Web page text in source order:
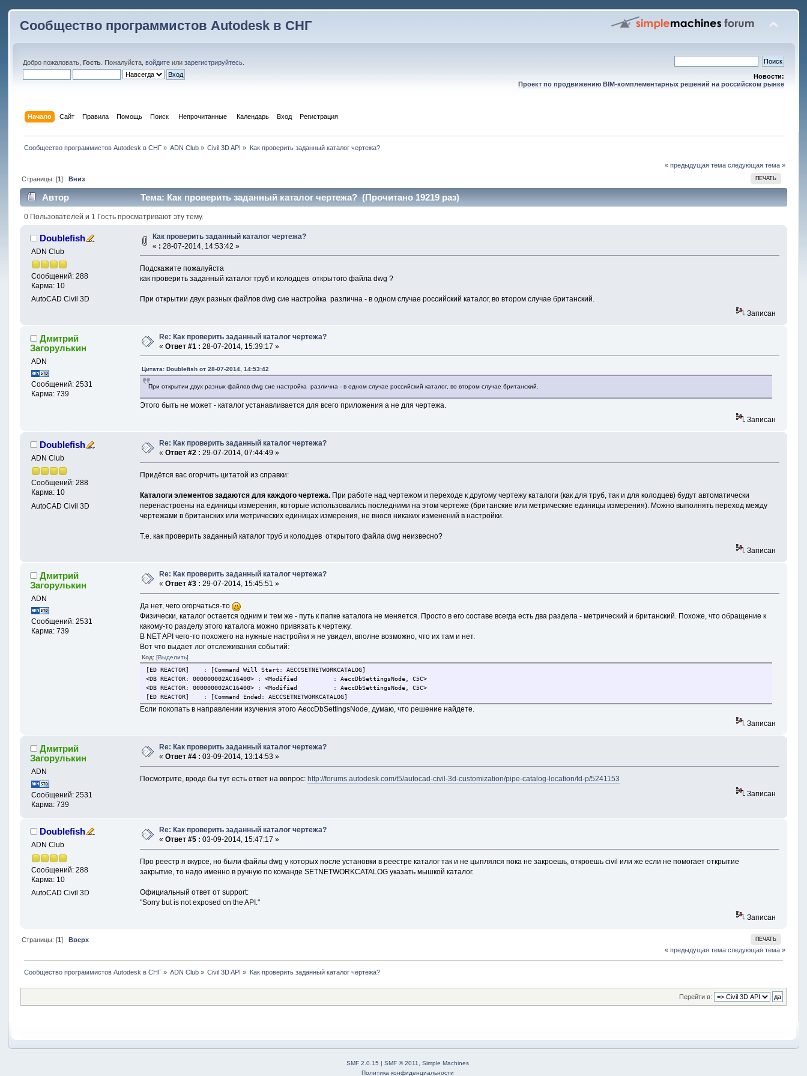
Сообщество программистов Autodesk в СНГ
Добро пожаловать,Гость . Пожалуйста,войдите илизарегистрируйтесь
Новости:
Проект по продвижению BIM-комплементарных решений на российском рынке
Начало Сайт Правила Помощь Поиск Непрочитанные Календарь Вход Регистрация
Сообщество программистов Autodesk в СНГ» ADN Club » Civil 3D API » Как проверить заданный каталог чертежа?
« предыдущая тема следующая тема »
ПЕЧАТЬ
Страницы: [1] Вниз
Автор Тема: Как проверить заданный каталог чертежа? (Прочитано 19219 раз)
0 Пользователей и 1 Гость просматривают эту тему.
Doublefish
ADN Club
Сообщений: 288
Карма: 10
AutoCAD Civil 3D
Как проверить заданный каталог чертежа?
« : 28-07-2014, 14:53:42 »
Подскажите пожалуйста
как проверить заданный каталог труб и колодцев открытого файла dwg ?
При открытии двух разных файлов dwg сие настройка различна - в одном случае российский каталог, во втором случае британский.
Записан
Дмитрий
Загорулькин
ADN
Сообщений: 2531
Карма: 739
Re: Как проверить заданный каталог чертежа?
«Ответ #1 : 28-07-2014, 15:39:17 »
Цитата: Doublefish от 28-07-2014, 14:53:42
При открытии двух разных файлов dwg сие настройка различна - в одном случае российский каталог, во втором случае британский.
Этого быть не может - каталог устанавливается для всего приложения а не для чертежа.
Записан
Doublefish
ADN Club
Сообщений: 288
Карма: 10
AutoCAD Civil 3D
Re: Как проверить заданный каталог чертежа?
«Ответ #2 : 29-07-2014, 07:44:49 »
Придётся вас огорчить цитатой из справки:
Каталоги элементов задаются для каждого чертежа. При работе над чертежом и переходе к другому чертежу каталоги (как для труб, так и для колодцев) будут автоматически
перенастроены на единицы измерения, которые использовались последними на этом чертеже (британские или метрические единицы измерения). Можно выполнять переход между
чертежами в британских или метрических единицах измерения, не внося никаких изменений в настройки.
Т.е. как проверить заданный каталог труб и колодцев открытого файла dwg неизвесно?
Записан
Дмитрий
Загорулькин
ADN
Сообщений: 2531
Карма: 739
Re: Как проверить заданный каталог чертежа?
«Ответ #3 : 29-07-2014, 15:45:51 »
Да нет, чего огорчаться-то
Физически, каталог остается одним и тем же - путь к папке каталога не меняется. Просто в его составе всегда есть два раздела - метрический и британский. Похоже, что обращение к
какому-то разделу этого каталога можно привязать к чертежу.
В NET API чего-то похожего на нужные настройки я не увидел, вполне возможно, что их там и нет.
Вот что выдает лог отслеживания событий:
Код:[Выделить]
[ED REACTOR] : [Command Will Start: AECCSETNETWORKCATALOG]
<DB REACTOR: 000000002AC16400> : <Modified : AeccDbSettingsNode, C5C>
<DB REACTOR: 000000002AC16400> : <Modified : AeccDbSettingsNode, C5C>
[ED REACTOR] : [Command Ended: AECCSETNETWORKCATALOG]
Если покопать в направлении изучения этого AeccDbSettingsNode, думаю, что решение найдете.
Записан
Дмитрий
Загорулькин
ADN
Сообщений: 2531
Карма: 739
Re: Как проверить заданный каталог чертежа?
«Ответ #4 : 03-09-2014, 13:14:53 »
Посмотрите, вроде бы тут есть ответ на вопрос: http://forums.autodesk.com/t5/autocad-civil-3d-customization/pipe-catalog-location/td-p/5241153
Записан
Doublefish
ADN Club
Сообщений: 288
Карма: 10
AutoCAD Civil 3D
Re: Как проверить заданный каталог чертежа?
«Ответ #5 : 03-09-2014, 15:47:17 »
Про реестр я вкурсе, но были файлы dwg у которых после установки в реестре каталог так и не цыплялся пока не закроешь, откроешь civil или же если не помогает открытие
закрытие, то надо именно в ручную по команде SETNETWORKCATALOG указать мышкой каталог.
Официальный ответ от support:
"Sorry but is not exposed on the API."
Записан
ПЕЧАТЬ
Страницы: [1] Вверх
« предыдущая тема следующая тема »
Сообщество программистов Autodesk в СНГ» ADN Club » Civil 3D API » Как проверить заданный каталог чертежа?
Перейти в:
SMF 2.0.15 |SMF © 2011 ,Simple Machines
Политика конфиденциальности